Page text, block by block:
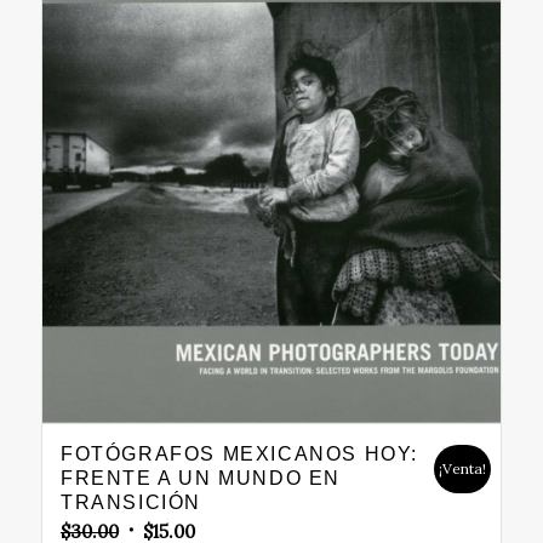
FOTÓGRAFOS MEXICANOS HOY:
FRENTE A UN MUNDO EN
TRANSICIÓN
$30.00 Original
$15.00Current
¡Venta!